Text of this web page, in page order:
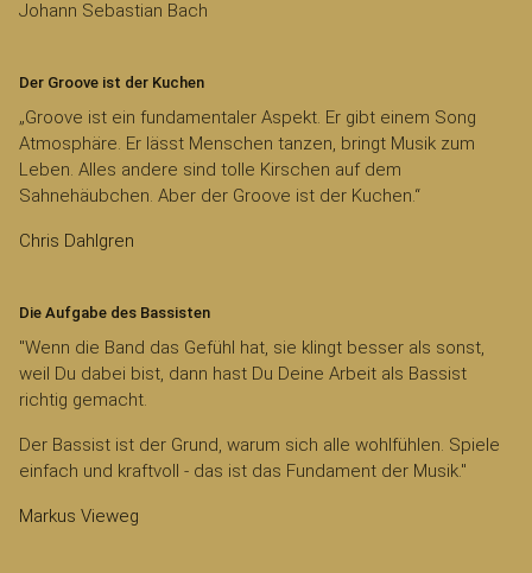
Johann Sebastian Bach
Der Groove ist der Kuchen
„Groove ist ein fundamentaler Aspekt. Er gibt einem Song
Atmosphäre. Er lässt Menschen tanzen, bringt Musik zum
Leben. Alles andere sind tolle Kirschen auf dem
Sahnehäubchen. Aber der Groove ist der Kuchen.“
Chris Dahlgren
Die Aufgabe des Bassisten
"Wenn die Band das Gefühl hat, sie klingt besser als sonst,
weil Du dabei bist, dann hast Du Deine Arbeit als Bassist
richtig gemacht.
Der Bassist ist der Grund, warum sich alle wohlfühlen. Spiele
einfach und kraftvoll - das ist das Fundament der Musik."
Markus Vieweg